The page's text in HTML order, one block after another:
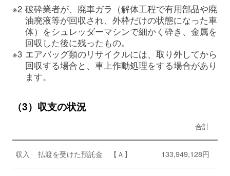
※2 破砕業者が、廃車ガラ（解体工程で有用部品や廃
油廃液等が回収され、外枠だけの状態になった車
体）をシュレッダーマシンで細かく砕き、金属を
回収した後に残ったもの。
※3 エアバッグ類のリサイクルには、取り外してから
回収する場合と、車上作動処理をする場合があり
ます。
（3）収支の状況
合計
収入 払渡を受けた預託金 【Ａ】 133,949,128円